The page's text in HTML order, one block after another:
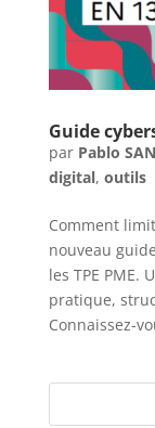
Guide
par Pablo
digital, outils
Comment
nouveau
les TPE PME.
pratique,
Connaissez-